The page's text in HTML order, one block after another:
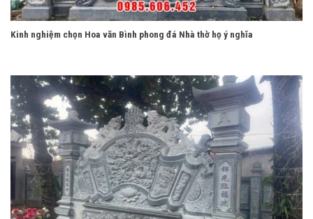
Kinh nghiệm chọn Hoa văn Bình phong đá Nhà thờ họ ý nghĩa